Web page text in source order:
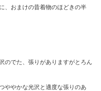
、おまけの昔着物のほどきの半
のでた、張りがありますがとろん
ややかな光沢と適度な張りのあ